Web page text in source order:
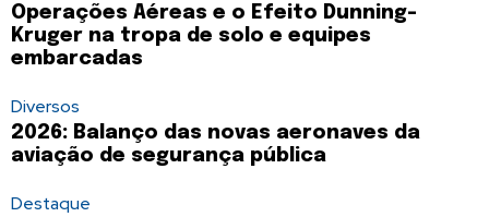
Operações Aéreas e o Efeito Dunning-
Kruger na tropa de solo e equipes
embarcadas
Diversos
2026: Balanço das novas aeronaves da
aviação de segurança pública
Destaque